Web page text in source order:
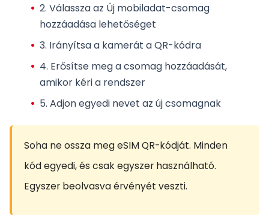
2. Válassza az Új mobiladat-csomag
hozzáadásalehetőséget
3. Irányítsa a kamerát a QR-kódra
4. Erősítse meg a csomag hozzáadását,
amikor kéri a rendszer
5. Adjon egyedi nevet az új csomagnak
Soha ne ossza meg eSIM QR-kódját. Minden
kód egyedi, és csak egyszer használható.
Egyszer beolvasva érvényét veszti.